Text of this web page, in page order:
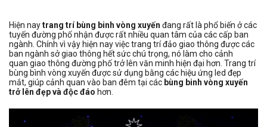
Hiện naytrang trí bùng binh vòng xuyến đang rất là phổ biến ở các
tuyến đường phố nhận được rất nhiều quan tâm của các cấp ban
ngành. Chính vì vậy hiện nay việc trang trí đảo giao thông được các
ban ngành sở giao thông hết sức chú trọng, nó làm cho cảnh
quan giao thông đường phố trở lên văn minh hiện đại hơn. Trang trí
bùng bình vòng xuyến được sử dụng bằng các hiệu ứng led đẹp
mắt, giúp cảnh quan vào ban đêm tại các bùng binh vòng xuyến
trở lên đẹp và độc đáo hơn.